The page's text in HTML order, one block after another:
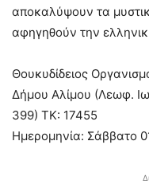
αποκαλύψουν τα
αφηγηθούν την
Θουκυδίδειος
Δήμου Αλίμου (Λεωφ.
399) TK: 17455
Ημερομηνία: Σάββατο